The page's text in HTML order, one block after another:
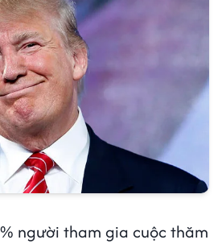
người tham gia cuộc thăm